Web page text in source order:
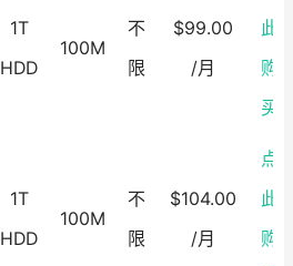
1T
HDD
100M
不
限
$99.00
/月
此
购
买
1T
HDD
100M
不
限
$104.00
/月
点
此
购